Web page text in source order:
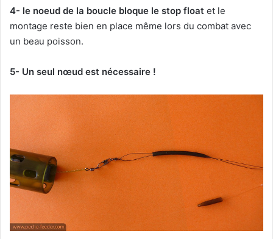
4- le noeud de la boucle bloque le stop float et le
montage reste bien en place même lors du combat avec
un beau poisson.
5- Un seul nœud est nécessaire !